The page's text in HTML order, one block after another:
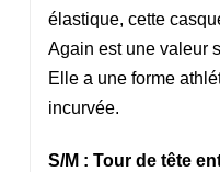
élastique, cette
Again est une valeur
Elle a une forme
incurvée.
S/M : Tour de tête